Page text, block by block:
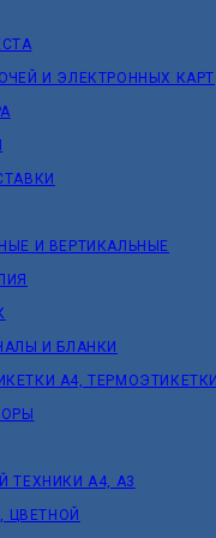
И ЭЛЕКТРОННЫХ КАРТ
И ВЕРТИКАЛЬНЫЕ
И БЛАНКИ
А4,
ТЕХНИКИ А4, А3
ЦВЕТНОЙ